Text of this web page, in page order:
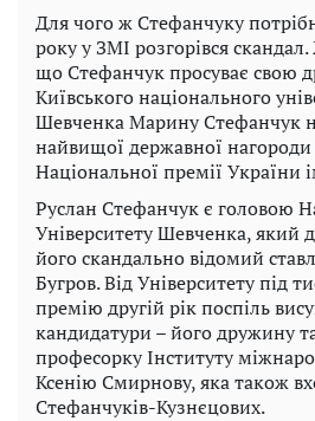
Для чого ж Стефанчуку
року у ЗМІ розгорівся
що Стефанчук просуває свою
Київського національного
Шевченка Марину Стефанчук
найвищої державної нагороди
Національної премії України
Руслан Стефанчук є головою
Університету Шевченка, який
його скандально відомий
Бугров. Від Університету під
премію другій рік поспіль
кандидатури – його дружину
професорку Інституту
Ксенію Смирнову, яка також
Стефанчуків-Кузнєцових.